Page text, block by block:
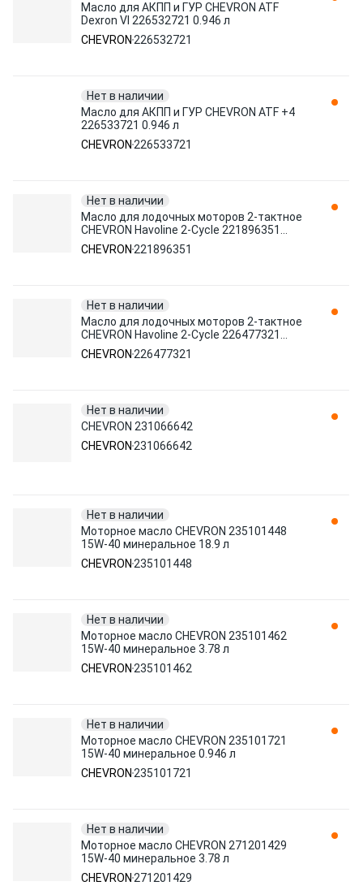
Масло для АКПП и ГУР CHEVRON ATF
Dexron VI 226532721 0.946 л
CHEVRON 226532721
Нет в наличии
Масло для АКПП и ГУР CHEVRON ATF +4
226533721 0.946 л
CHEVRON 226533721
Нет в наличии
Масло для лодочных моторов 2-тактное
CHEVRON Havoline 2-Cycle 221896351
минеральное 0.946 л
CHEVRON 221896351
Нет в наличии
Масло для лодочных моторов 2-тактное
CHEVRON Havoline 2-Cycle 226477321
минеральное 0.946 л
CHEVRON 226477321
Нет в наличии
CHEVRON 231066642
CHEVRON 231066642
Нет в наличии
Моторное масло CHEVRON 235101448
15W-40 минеральное 18.9 л
CHEVRON 235101448
Нет в наличии
Моторное масло CHEVRON 235101462
15W-40 минеральное 3.78 л
CHEVRON 235101462
Нет в наличии
Моторное масло CHEVRON 235101721
15W-40 минеральное 0.946 л
CHEVRON 235101721
Нет в наличии
Моторное масло CHEVRON 271201429
15W-40 минеральное 3.78 л
CHEVRON 271201429